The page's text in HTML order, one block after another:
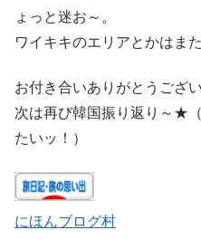
ょっと迷お～。
ワイキキのエリアとかは
お付き合いありがとうござ
次は再び韓国振り返り～★
たいッ！）
にほんブログ村